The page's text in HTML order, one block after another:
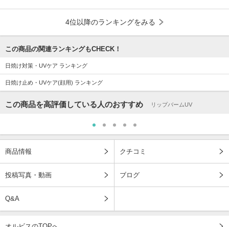
4位以降のランキングをみる
この商品の関連ランキングもCHECK！
日焼け対策・UVケア ランキング
日焼け止め・UVケア(顔用) ランキング
この商品を高評価している人のおすすめ リップバームUV
商品情報 クチコミ
投稿写真・動画 ブログ
Q&A